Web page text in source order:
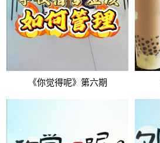
《你觉得呢》第六期